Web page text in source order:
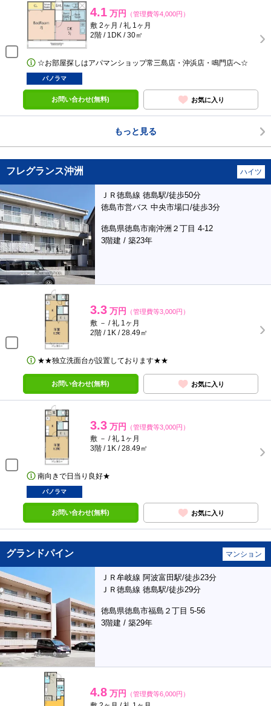
4.1 万円 （管理費等4,000円）
敷 2ヶ月 / 礼 1ヶ月
2階 / 1DK / 30㎡
☆お部屋探しはアパマンショップ常三島店・沖浜店・鳴門店へ☆
パノラマ
お問い合わせ(無料) お気に入り
もっと見る
フレグランス沖洲 ハイツ
ＪＲ徳島線 徳島駅/徒歩50分
徳島市営バス 中央市場口/徒歩3分
徳島県徳島市南沖洲２丁目 4-12
3階建 / 築23年
3.3 万円 （管理費等3,000円）
敷 － / 礼 1ヶ月
2階 / 1K / 28.49㎡
★★独立洗面台が設置しております★★
お問い合わせ(無料) お気に入り
3.3 万円 （管理費等3,000円）
敷 － / 礼 1ヶ月
3階 / 1K / 28.49㎡
南向きで日当り良好★
パノラマ
お問い合わせ(無料) お気に入り
グランドパイン マンション
ＪＲ牟岐線 阿波富田駅/徒歩23分
ＪＲ徳島線 徳島駅/徒歩29分
徳島県徳島市福島２丁目 5-56
3階建 / 築29年
4.8 万円 （管理費等6,000円）